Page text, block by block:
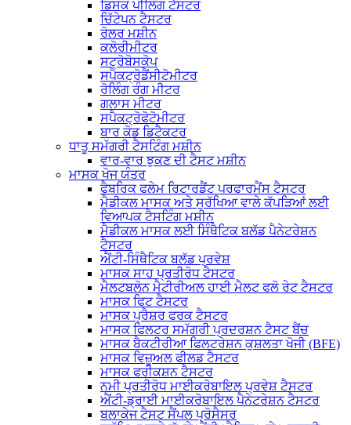
ਡਿਸਕ ਪੀਲਿੰਗ ਟੈਸਟਰ
ਚਿੱਟੇਪਨ ਟੈਸਟਰ
ਰੋਲਰ ਮਸ਼ੀਨ
ਕਲੋਰੀਮੀਟਰ
ਸਟ੍ਰੋਬੋਸਕੋਪ
ਸਪੈਕਟ੍ਰੋਡੈਂਸੀਟੋਮੀਟਰ
ਰੋਲਿੰਗ ਰੰਗ ਮੀਟਰ
ਗਲਾਸ ਮੀਟਰ
ਸਪੈਕਟ੍ਰੋਫੋਟੋਮੀਟਰ
ਬਾਰ ਕੋਡ ਡਿਟੈਕਟਰ
ਧਾਤੂ ਸਮੱਗਰੀ ਟੈਸਟਿੰਗ ਮਸ਼ੀਨ
ਵਾਰ-ਵਾਰ ਝੁਕਣ ਦੀ ਟੈਸਟ ਮਸ਼ੀਨ
ਮਾਸਕ ਖੋਜ ਯੰਤਰ
ਫੈਬਰਿਕ ਫਲੇਮ ਰਿਟਾਰਡੈਂਟ ਪਰਫਾਰਮੈਂਸ ਟੈਸਟਰ
ਮੈਡੀਕਲ ਮਾਸਕ ਅਤੇ ਸੁਰੱਖਿਆ ਵਾਲੇ ਕੱਪੜਿਆਂ ਲਈ
ਵਿਆਪਕ ਟੈਸਟਿੰਗ ਮਸ਼ੀਨ
ਮੈਡੀਕਲ ਮਾਸਕ ਲਈ ਸਿੰਥੈਟਿਕ ਬਲੱਡ ਪੈਨੇਟਰੇਸ਼ਨ
ਟੈਸਟਰ
ਐਂਟੀ-ਸਿੰਥੈਟਿਕ ਬਲੱਡ ਪ੍ਰਵੇਸ਼
ਮਾਸਕ ਸਾਹ ਪ੍ਰਤੀਰੋਧ ਟੈਸਟਰ
ਮੈਲਟਬਲੋਨ ਮੈਟੀਰੀਅਲ ਹਾਈ ਮੈਲਟ ਫਲੋ ਰੇਟ ਟੈਸਟਰ
ਮਾਸਕ ਫਿਟ ਟੈਸਟਰ
ਮਾਸਕ ਪ੍ਰੈਸ਼ਰ ਫਰਕ ਟੈਸਟਰ
ਮਾਸਕ ਫਿਲਟਰ ਸਮੱਗਰੀ ਪ੍ਰਦਰਸ਼ਨ ਟੈਸਟ ਬੈਂਚ
ਮਾਸਕ ਬੈਕਟੀਰੀਆ ਫਿਲਟਰੇਸ਼ਨ ਕੁਸ਼ਲਤਾ ਖੋਜੀ (BFE)
ਮਾਸਕ ਵਿਜ਼ੂਅਲ ਫੀਲਡ ਟੈਸਟਰ
ਮਾਸਕ ਫਰੀਕਸ਼ਨ ਟੈਸਟਰ
ਨਮੀ ਪ੍ਰਤੀਰੋਧ ਮਾਈਕਰੋਬਾਇਲ ਪ੍ਰਵੇਸ਼ ਟੈਸਟਰ
ਐਂਟੀ-ਡ੍ਰਾਈ ਮਾਈਕਰੋਬਾਇਲ ਪੈਨੇਟਰੇਸ਼ਨ ਟੈਸਟਰ
ਬਲਾਕੇਜ ਟੈਸਟ ਸੈਂਪਲ ਪ੍ਰੋਸੈਸਰ